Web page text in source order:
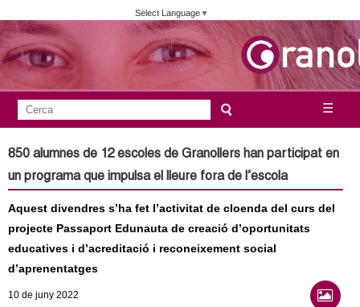
Vés
contingut
Select Language▼
u
n
a
☰
F
o
m
u
l
a
i
e
a
850 alumnes de 12 escoles de Granollers han participat en
un programa que impulsa el lleure fora de l’escola
Aquest divendres s’ha fet l’activitat de cloenda del curs del
projecte Passaport Edunauta de creació d’oportunitats
educatives i d’acreditació i reconeixement social
d’aprenentatges
10 de juny 2022